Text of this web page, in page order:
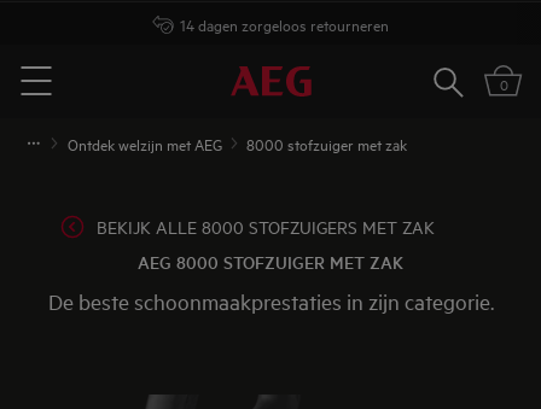
Koop rechtstreeks bij AEG
Menu
Zoeken0
Ontdek welzijn met AEG 8000 stofzuiger met zak
BEKIJK ALLE 8000 STOFZUIGERS MET ZAK
AEG 8000 STOFZUIGER MET ZAK
De beste schoonmaakprestaties in zijn categorie.